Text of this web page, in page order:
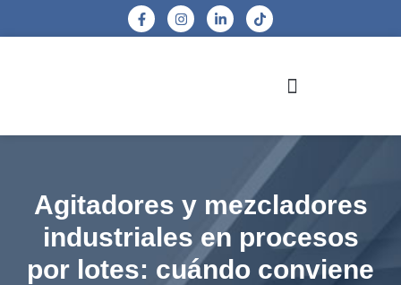
Agitadores y mezcladores
industriales en procesos
por lotes: cuándo conviene